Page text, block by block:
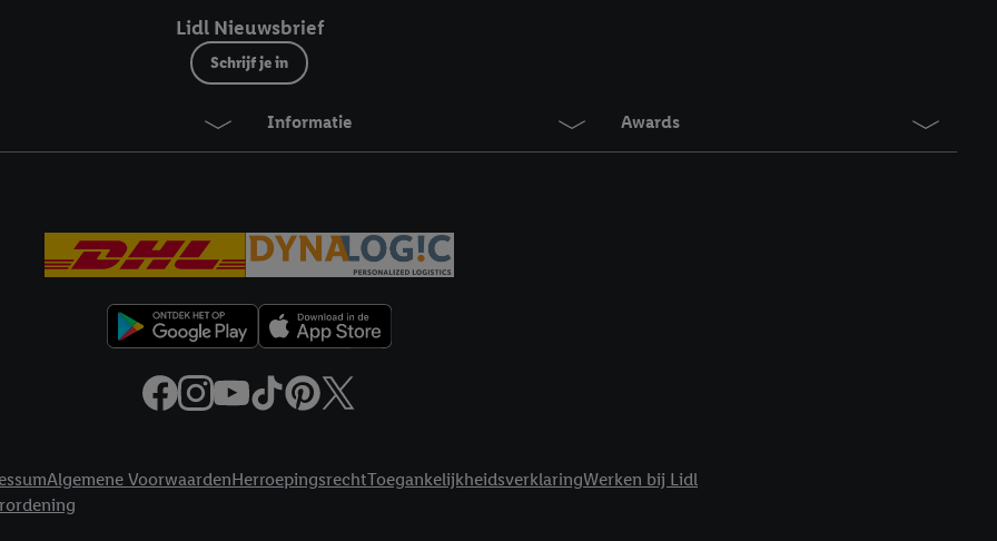
Lidl Nieuwsbrief
Schrijf je in
Informatie Awards
Algemene VoorwaardenHerroepingsrechtToegankelijkheidsverklaringWerken bij Lidl